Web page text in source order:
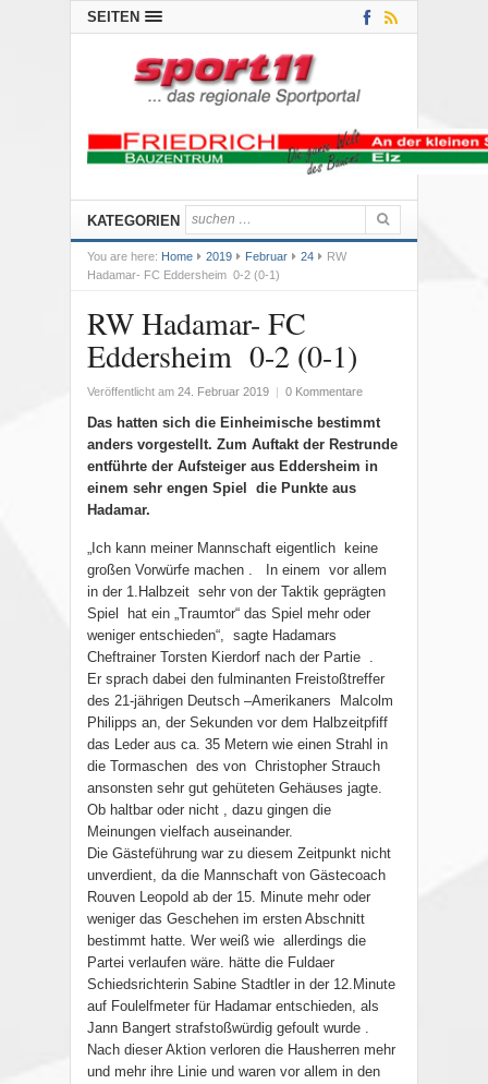
SEITEN
KATEGORIEN
You are here: Home 2019 Februar 24
RW
Hadamar- FC Eddersheim 0-2 (0-1)
RW Hadamar- FC
Eddersheim 0-2 (0-1)
Veröffentlicht am 24. Februar 2019 0 Kommentare
Das hatten sich die Einheimische bestimmt
anders vorgestellt. Zum Auftakt der Restrunde
entführte der Aufsteiger aus Eddersheim in
einem sehr engen Spiel
die Punkte aus
Hadamar.
„Ich kann meiner Mannschaft eigentlich
keine
großen Vorwürfe machen .
In einem vor allem
in der 1.Halbzeit sehr von der Taktik geprägten
Spiel
hat ein „Traumtor“ das Spiel mehr oder
weniger entschieden“, sagte Hadamars
Cheftrainer Torsten Kierdorf nach der Partie .
Er sprach dabei den fulminanten Freistoßtreffer
des 21-jährigen Deutsch –Amerikaners
Malcolm
Philipps an, der Sekunden vor dem Halbzeitpfiff
das Leder aus ca. 35 Metern wie einen Strahl in
die Tormaschen des von Christopher Strauch
ansonsten sehr gut gehüteten Gehäuses jagte.
Ob haltbar oder nicht , dazu gingen die
Meinungen vielfach auseinander.
Die Gästeführung war zu diesem Zeitpunkt nicht
unverdient, da die Mannschaft von Gästecoach
Rouven Leopold ab der 15. Minute mehr oder
weniger das Geschehen im ersten Abschnitt
bestimmt hatte. Wer weiß wie allerdings die
Partei verlaufen wäre. hätte die Fuldaer
Schiedsrichterin Sabine Stadtler in der 12.Minute
auf Foulelfmeter für Hadamar entschieden, als
Jann Bangert strafstoßwürdig gefoult wurde .
Nach dieser Aktion verloren die Hausherren mehr
und mehr ihre Linie und waren vor allem in den